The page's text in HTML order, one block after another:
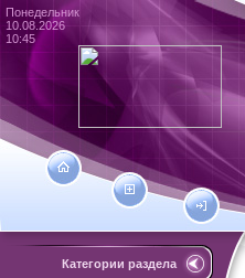
Понедельник
10.08.2026
10:45
Категории раздела